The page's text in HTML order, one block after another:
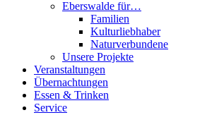
Eberswalde für…
Familien
Kulturliebhaber
Naturverbundene
Unsere Projekte
Veranstaltungen
Übernachtungen
Essen & Trinken
Service